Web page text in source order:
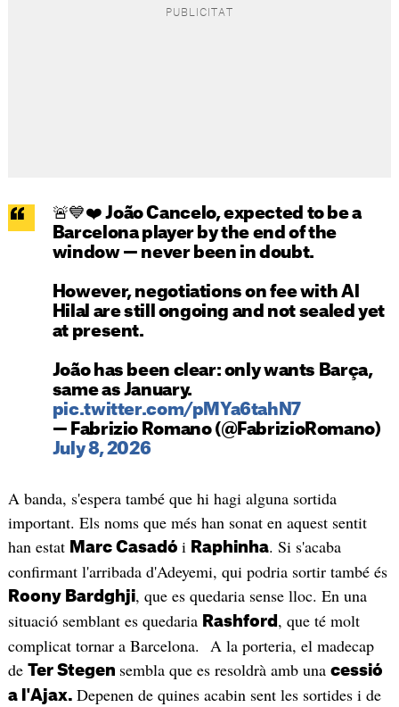
🚨💙❤️ João Cancelo, expected to be a
Barcelona player by the end of the
window — never been in doubt.
However, negotiations on fee with Al
Hilal are still ongoing and not sealed yet
at present.
João has been clear: only wants Barça,
same as January.
pic.twitter.com/pMYa6tahN7
— Fabrizio Romano (@FabrizioRomano)
July 8, 2026
A banda, s'espera també que hi hagi alguna sortida
important. Els noms que més han sonat en aquest sentit
han estat Marc Casadó i Raphinha. Si s'acaba
confirmant l'arribada d'Adeyemi, qui podria sortir també és
Roony Bardghji, que es quedaria sense lloc. En una
situació semblant es quedaria Rashford , que té molt
complicat tornar a Barcelona. A la porteria, el madecap
de Ter Stegen sembla que es resoldrà amb una cessió
a l'Ajax. Depenen de quines acabin sent les sortides i de